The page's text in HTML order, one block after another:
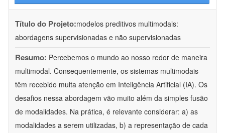
Título do Projeto:modelos preditivos multimodais:
abordagens supervisionadas e não supervisionadas
Resumo: Percebemos o mundo ao nosso redor de maneira
multimodal. Consequentemente, os sistemas multimodais
têm recebido muita atenção em Inteligência Artificial (IA). Os
desafios nessa abordagem vão muito além da simples fusão
de modalidades. Na prática, é relevante considerar: a) as
modalidades a serem utilizadas, b) a representação de cada